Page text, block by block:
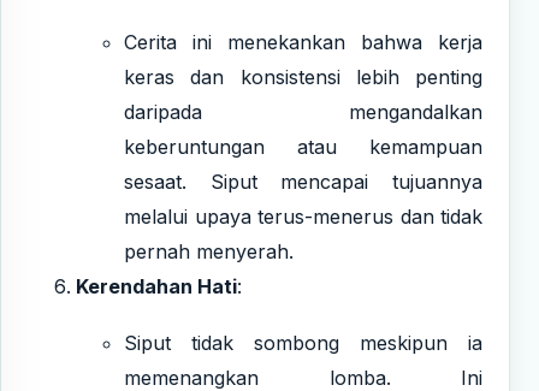
Cerita ini menekankan bahwa kerja
keras dan konsistensi lebih penting
daripada mengandalkan
keberuntungan atau kemampuan
sesaat. Siput mencapai tujuannya
melalui upaya terus-menerus dan tidak
pernah menyerah.
Kerendahan Hati:
Siput tidak sombong meskipun ia
memenangkan lomba. Ini